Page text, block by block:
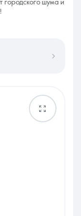
городского шума и